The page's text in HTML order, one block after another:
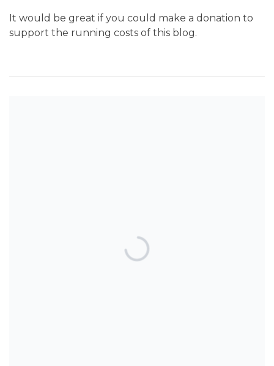
It would be great if you could make a donation to
support the running costs of this blog.
Can AI really be used for orthodontic